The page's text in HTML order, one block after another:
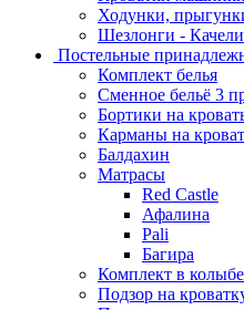
Ходунки,
Шезлонги - Качели
Постельные
Комплект белья
Сменное бельё 3
Бортики на
Карманы на
Балдахин
Матрасы
Red Castle
Афалина
Pali
Багира
Комплект в
Подзор на